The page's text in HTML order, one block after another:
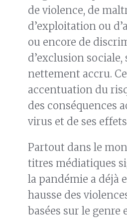
de violence, de
d’exploitation ou
ou encore de
d’exclusion sociale,
nettement accru.
accentuation du
des conséquences
virus et de ses
Partout dans le
titres médiatiques
la pandémie a déjà
hausse des
basées sur le genre